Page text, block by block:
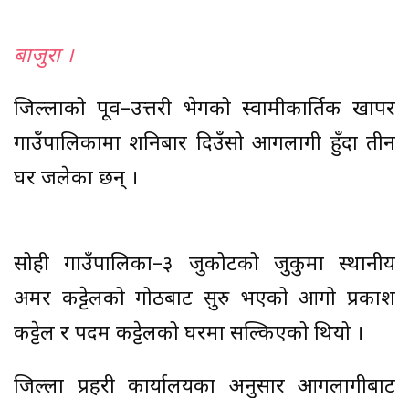
बाजुरा ।
जिल्लाको पूर्वी–उत्तरी भेगको स्वामीकार्तिक खापर
गाउँपालिकामा शनिबार दिउँसो आगलागी हुँदा तीन
घर जलेका छन् ।
सोही गाउँपालिका–३ जुकोटको जुकुमा स्थानीय
अमर कट्टेलको गोठबाट सुरु भएको आगो प्रकाश
कट्टेल र पदम कट्टेलको घरमा सल्किएको थियो ।
जिल्ला प्रहरी कार्यालयका अनुसार आगलागीबाट